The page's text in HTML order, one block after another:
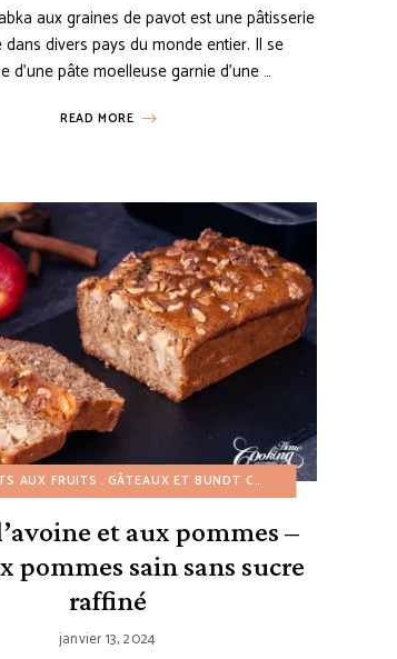
aux graines de pavot est une pâtisserie
dans divers pays du monde entier. Il se
d’une pâte moelleuse garnie d’une …
READ MORE
AMÉRICAINES RECETTES DE COLLATIONS RECETTES
CAKES PÂQUES PRINTEMPS RECETTES À PETIT
AUX FRUITS GÂTEAUX ET BUNDT CAKES PAINS
et aux pommes –
pommes sain sans sucre
raffiné
janvier 13, 2024